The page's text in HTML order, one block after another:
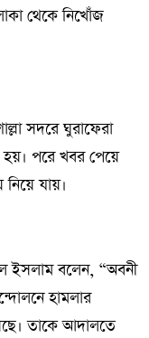
থেকে নিখোঁজ
সদরে ঘুরাফেরা
হয়। পরে খবর পেয়ে
যায়।
ইসলাম বলেন, “অবনী
হামলার
তাকে আদালতে